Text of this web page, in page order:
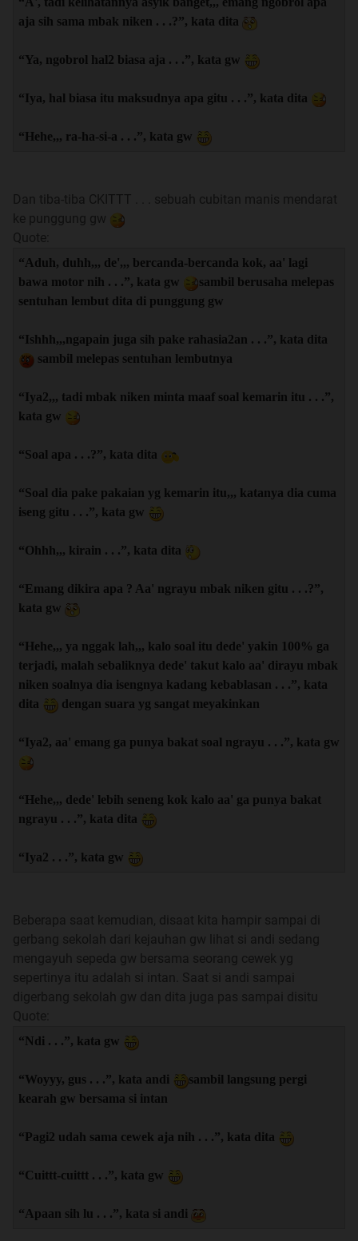
aja sih sama mbak niken . . .?”, kata dita
“Ya, ngobrol hal2 biasa aja . . .”, kata gw
“Iya, hal biasa itu maksudnya apa gitu . . .”, kata dita
“Hehe,,, ra-ha-si-a . . .”, kata gw
Dan tiba-tiba CKITTT . . . sebuah cubitan manis mendarat
ke punggung gw
Quote:
“Aduh, duhh,,, de',,, bercanda-bercanda kok, aa' lagi
bawa motor nih . . .”, kata gw
sambil berusaha melepas
sentuhan lembut dita di punggung gw
“Ishhh,,,ngapain juga sih pake rahasia2an . . .”, kata dita
sambil melepas sentuhan lembutnya
“Iya2,,, tadi mbak niken minta maaf soal kemarin itu . . .”,
kata gw
“Soal apa . . .?”, kata dita
“Soal dia pake pakaian yg kemarin itu,,, katanya dia cuma
iseng gitu . . .”, kata gw
“Ohhh,,, kirain . . .”, kata dita
“Emang dikira apa ? Aa' ngrayu mbak niken gitu . . .?”,
kata gw
“Hehe,,, ya nggak lah,,, kalo soal itu dede' yakin 100% ga
terjadi, malah sebaliknya dede' takut kalo aa' dirayu mbak
niken soalnya dia isengnya kadang kebablasan . . .”, kata
dita
dengan suara yg sangat meyakinkan
“Iya2, aa' emang ga punya bakat soal ngrayu . . .”, kata gw
“Hehe,,, dede' lebih seneng kok kalo aa' ga punya bakat
ngrayu . . .”, kata dita
“Iya2 . . .”, kata gw
Beberapa saat kemudian, disaat kita hampir sampai di
gerbang sekolah dari kejauhan gw lihat si andi sedang
mengayuh sepeda gw bersama seorang cewek yg
sepertinya itu adalah si intan. Saat si andi sampai
digerbang sekolah gw dan dita juga pas sampai disitu
Quote:
“Ndi . . .”, kata gw
“Woyyy, gus . . .”, kata andi
sambil langsung pergi
kearah gw bersama si intan
“Pagi2 udah sama cewek aja nih . . .”, kata dita
“Cuittt-cuittt . . .”, kata gw
“Apaan sih lu . . .”, kata si andi